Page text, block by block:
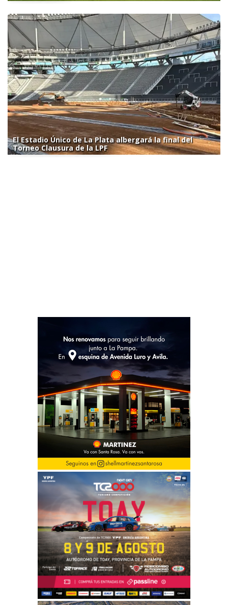
El Estadio Único de La Plata albergará la final del
Torneo Clausura de la LPF